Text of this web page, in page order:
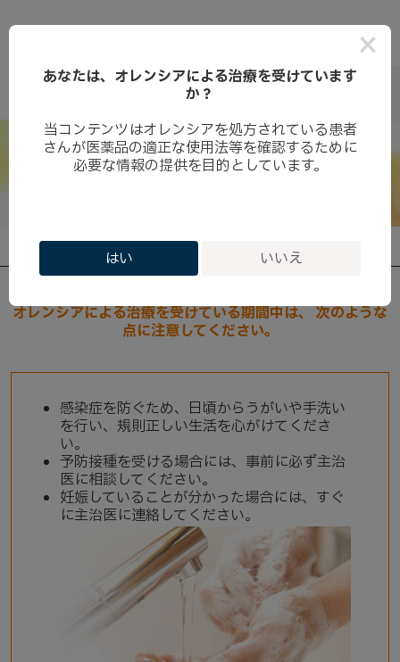
当サイトはオレンシアを適正にご使用いただくための情報を提供しておりま
オレンシアによる治療中のご注意
オレンシアによる治療を受けている期間中は、
次のような
点に注意してください。
感染症を防ぐため、日頃からうがいや手洗い
を行い、規則正しい生活を心がけてくださ
い。
予防接種を受ける場合には、事前に必ず主治
医に相談してください。
妊娠していることが分かった場合には、すぐ
に主治医に連絡してください。
×
あなたは、オレンシアによる治療を受けています
か？
当コンテンツはオレンシアを処方されている患者
さんが医薬品の適正な使用法等を確認するために
必要な情報の提供を目的としています。
はい いいえ